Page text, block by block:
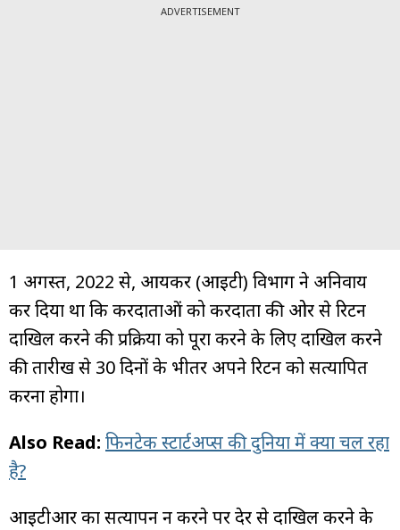
ADVERTISEMENT
1 अगस्त, 2022 से, आयकर (आईटी) विभाग ने अनिवार्य
कर दिया था कि करदाताओं को करदाता की ओर से रिटर्न
दाखिल करने की प्रक्रिया को पूरा करने के लिए दाखिल करने
की तारीख से 30 दिनों के भीतर अपने रिटर्न को सत्यापित
करना होगा।
Also Read: फिनटेक स्टार्टअप्स की दुनिया में क्या चल रहा
है?
आईटीआर का सत्यापन न करने पर देर से दाखिल करने के